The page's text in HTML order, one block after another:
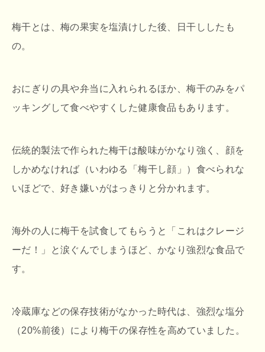
梅干とは、梅の果実を塩漬けした後、日干ししたも
の。
おにぎりの具や弁当に入れられるほか、梅干のみをパ
ッキングして食べやすくした健康食品もあります。
伝統的製法で作られた梅干は酸味がかなり強く、顔を
しかめなければ（いわゆる「梅干し顔」）食べられな
いほどで、好き嫌いがはっきりと分かれます。
海外の人に梅干を試食してもらうと「これはクレージ
ーだ！」と涙ぐんでしまうほど、かなり強烈な食品で
す。
冷蔵庫などの保存技術がなかった時代は、強烈な塩分
（20%前後）により梅干の保存性を高めていました。